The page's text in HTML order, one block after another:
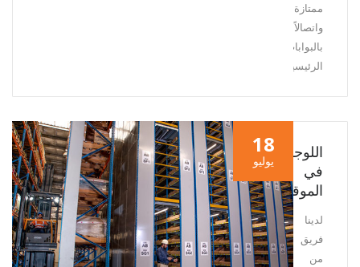
ممتازة
واتصالاً
بالبوابات
الرئيسية.
18
يوليواللوجستية
في
الموقع
لدينا
فريق
من